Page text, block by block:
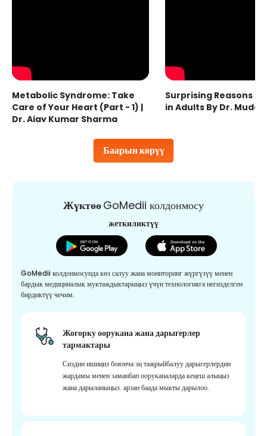
Баарын көрүү
Metabolic Syndrome: Take
Care of Your Heart (Part - 1) |
Dr. Ajay Kumar Sharma
Surprising Reasons
in Adults By Dr.
ЖүктөөGoMedii колдонмосу
жеткиликтүү
GoMedii колдонмосунда көз салуу жана мониторинг жүргүзүү менен
бардык медициналык муктаждыктарыңыз үчүн технологияга негизделген
бирдиктүү чечим.
Жогорку оорукана жана дарыгерлер
тармактары
Сиздин ишиңиз боюнча эң тажрыйбалуу дарыгерлердин
жардамы менен заманбап ооруканаларда кеңеш алыңыз
жана дарыланыңыз. арзан баада мыкты дарылоо.